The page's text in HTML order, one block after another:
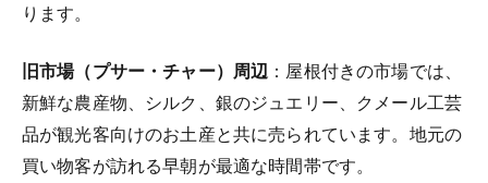
ります。
旧市場（プサー・チャー）周辺 ：屋根付きの市場では、
新鮮な農産物、シルク、銀のジュエリー、クメール工芸
品が観光客向けのお土産と共に売られています。地元の
買い物客が訪れる早朝が最適な時間帯です。